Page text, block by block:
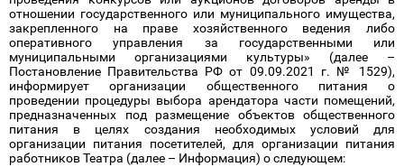
отношении государственного или муниципального имущества,
закрепленного на праве хозяйственного ведения либо
оперативного управления за государственными или
муниципальными организациями культуры» (далее –
Постановление Правительства РФ от 09.09.2021 г. № 1529),
информирует организации общественного питания о
проведении процедуры выбора арендатора части помещений,
предназначенных под размещение объектов общественного
питания в целях создания необходимых условий для
организации питания посетителей, для организации питания
работников Театра (далее – Информация) о следующем: